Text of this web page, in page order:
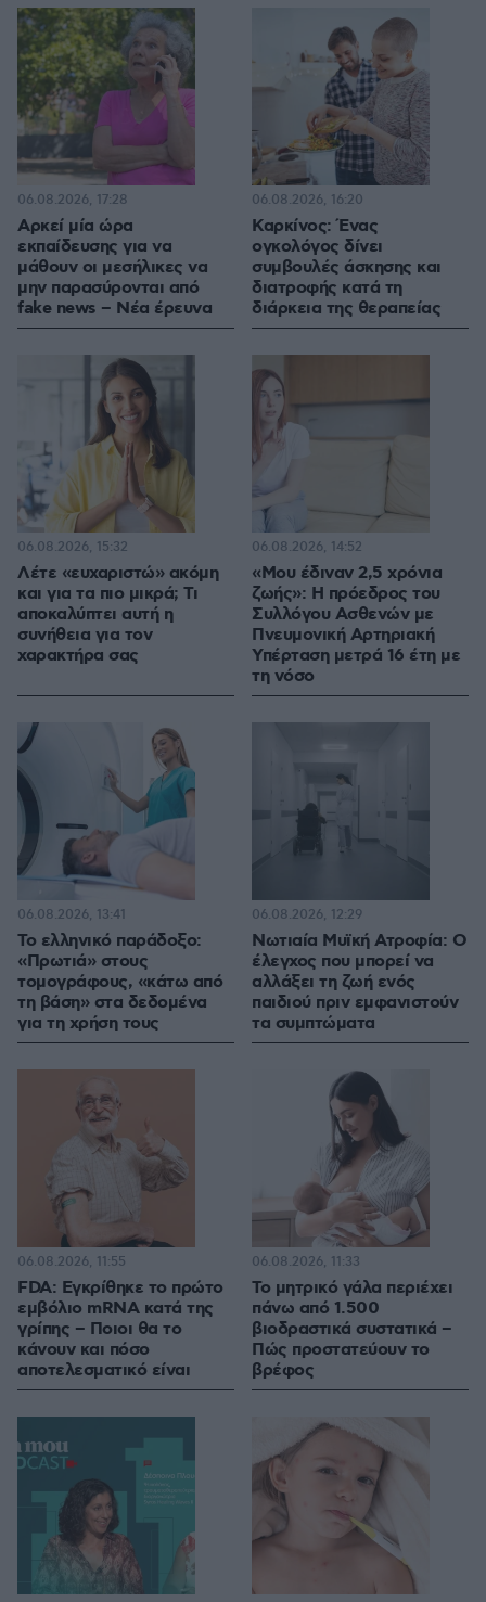
Αρκεί μία ώρα
εκπαίδευσης για να
μάθουν οι μεσήλικες να
μην παρασύρονται από
fake news – Νέα έρευνα
06.08.2026, 17:28
Καρκίνος: Ένας
ογκολόγος δίνει
συμβουλές άσκησης και
διατροφής κατά τη
διάρκεια της θεραπείας
06.08.2026, 16:20
Λέτε «ευχαριστώ» ακόμη
και για τα πιο μικρά; Τι
αποκαλύπτει αυτή η
συνήθεια για τον
χαρακτήρα σας
06.08.2026, 15:32
«Μου έδιναν 2,5 χρόνια
ζωής»: Η πρόεδρος του
Συλλόγου Ασθενών με
Πνευμονική Αρτηριακή
Υπέρταση μετρά 16 έτη με
τη νόσο
06.08.2026, 14:52
Το ελληνικό παράδοξο:
«Πρωτιά» στους
τομογράφους, «κάτω από
τη βάση» στα δεδομένα
για τη χρήση τους
06.08.2026, 13:41
Νωτιαία Μυϊκή Ατροφία: Ο
έλεγχος που μπορεί να
αλλάξει τη ζωή ενός
παιδιού πριν εμφανιστούν
τα συμπτώματα
06.08.2026, 12:29
FDA: Εγκρίθηκε το πρώτο
εμβόλιο mRNA κατά της
γρίπης – Ποιοι θα το
κάνουν και πόσο
αποτελεσματικό είναι
06.08.2026, 11:55
Το μητρικό γάλα περιέχει
πάνω από 1.500
βιοδραστικά συστατικά –
Πώς προστατεύουν το
βρέφος
06.08.2026, 11:33